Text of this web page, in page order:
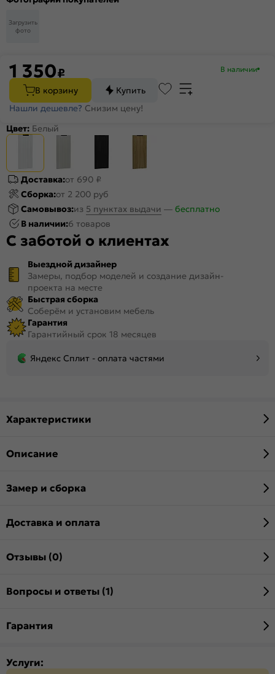
Загрузить
фото
1 350₽ В наличии
В корзину
Купить
Нашли дешевле? Снизим цену!
Цвет: Белый
Доставка:от 690 ₽
Сборка:от 2 200 руб
Самовывоз:из 5 пунктах выдачи — бесплатно
В наличии:6 товаров
С заботой о клиентах
Выездной дизайнер
Замеры, подбор моделей и создание дизайн-
проекта на месте
Быстрая сборка
Соберём и установим мебель
Гарантия
Гарантийный срок 18 месяцев
Яндекс Сплит - оплата частями
Характеристики
Описание
Замер и сборка
Доставка и оплата
Отзывы (0)
Вопросы и ответы (1)
Гарантия
Услуги: